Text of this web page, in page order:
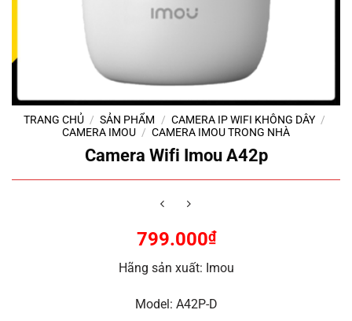
TRANG CHỦ / SẢN PHẨM / CAMERA IP WIFI KHÔNG DÂY /
CAMERA IMOU / CAMERA IMOU TRONG NHÀ
Camera Wifi Imou A42p
799.000₫
Hãng sản xuất: Imou
Model: A42P-D